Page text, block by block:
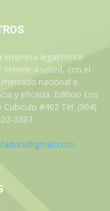
empresa legalmente
a usted, con el
nacional e
y eficacia. Edificio Los
#402 Tel: (504)
3307